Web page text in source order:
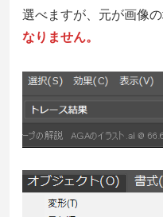
選べますが、元が画像
なりません。